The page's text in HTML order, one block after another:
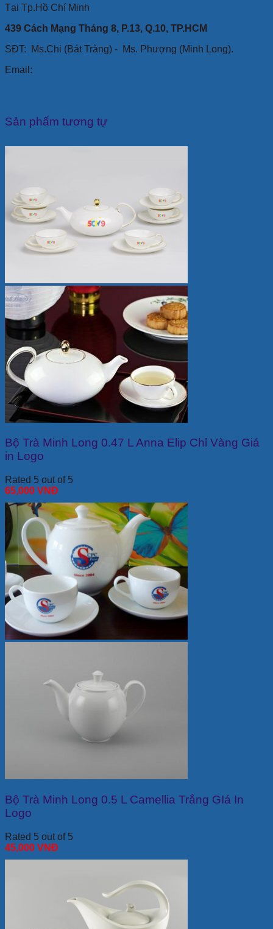
Tại Tp.Hồ Chí Minh
439 Cách Mạng Tháng 8, P.13, Q.10, TP.HCM
SĐT: Ms.Chi (Bát Tràng) - Ms. Phượng (Minh Long).
Email:
Sản phẩm tương tự
Bộ Trà Minh Long 0.47 L Anna Elip Chỉ Vàng Giá
in Logo
Rated 5 out of 5
65,000 VNĐ
Bộ Trà Minh Long 0.5 L Camellia Trắng GIá In
Logo
Rated 5 out of 5
45,000 VNĐ